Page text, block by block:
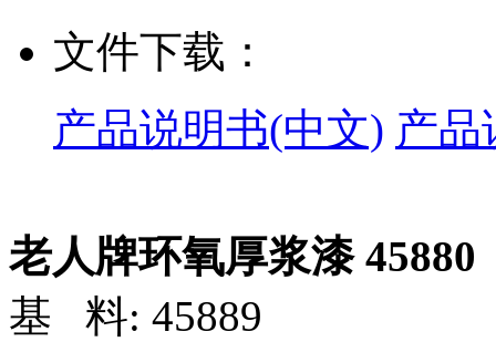
文件下载：
产品说明书(中文) 产品
老人牌环氧厚浆漆 45880
基 料: 45889